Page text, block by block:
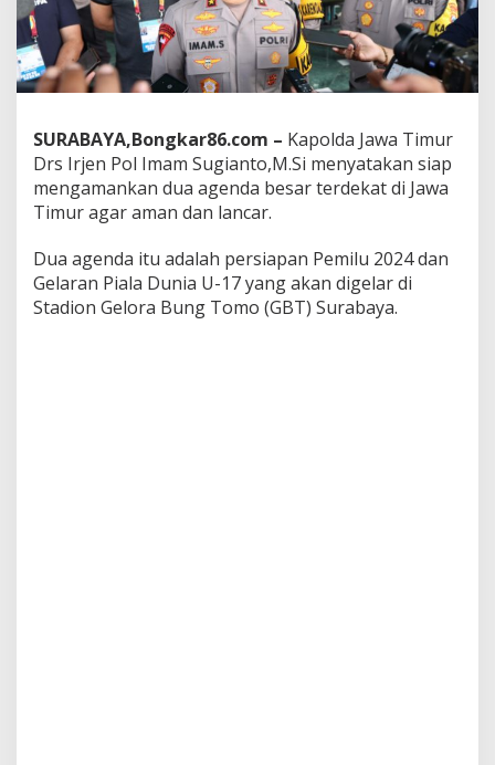
a
a
i
A
k
a
n
M
l
a
k
u
SURABAYA,Bongkar86.com – Kapolda Jawa Timur
Drs Irjen Pol Imam Sugianto,M.Si menyatakan siap
mengamankan dua agenda besar terdekat di Jawa
Timur agar aman dan lancar.
Dua agenda itu adalah persiapan Pemilu 2024 dan
Gelaran Piala Dunia U-17 yang akan digelar di
Stadion Gelora Bung Tomo (GBT) Surabaya.